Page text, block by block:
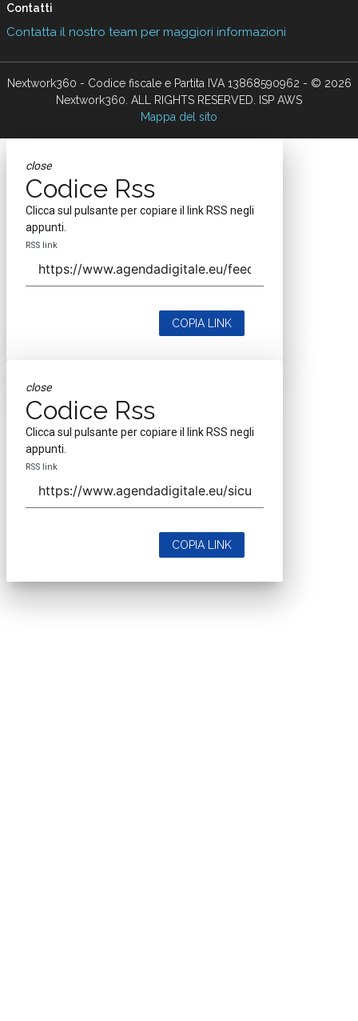
Contatti
Contatta il nostro team per maggiori informazioni
Nextwork360 - Codice fiscale e Partita IVA 13868590962 - © 2026
Nextwork360. ALL RIGHTS RESERVED. ISP AWS
Mappa del sito
close
Codice Rss
Clicca sul pulsante per copiare il link RSS negli
appunti.
RSS link
COPIA LINK
close
Codice Rss
Clicca sul pulsante per copiare il link RSS negli
appunti.
RSS link
COPIA LINK